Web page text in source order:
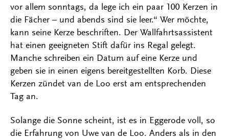
vor allem sonntags, da lege ich ein paar 100 Kerzen in
die Fächer – und abends sind sie leer.“ Wer möchte,
kann seine Kerze beschriften. Der Wallfahrtsassistent
hat einen geeigneten Stift dafür ins Regal gelegt.
Manche schreiben ein Datum auf eine Kerze und
geben sie in einen eigens bereitgestellten Korb. Diese
Kerzen zündet van de Loo erst am entsprechenden
Tag an.
Solange die Sonne scheint, ist es in Eggerode voll, so
die Erfahrung von Uwe van de Loo. Anders als in den